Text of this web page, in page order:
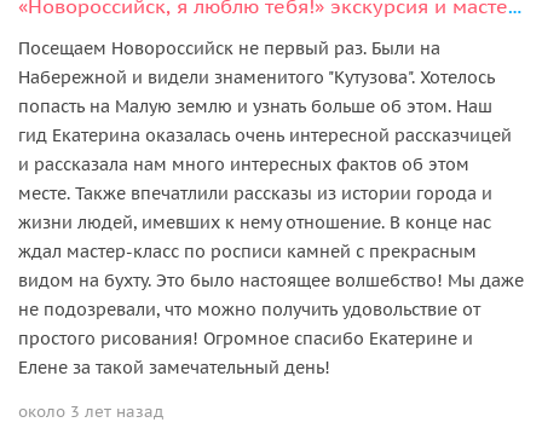
«Новороссийск, я люблю тебя!» экскурсия и мастер-класс
Посещаем Новороссийск не первый раз. Были на
Набережной и видели знаменитого "Кутузова". Хотелось
попасть на Малую землю и узнать больше об этом. Наш
гид Екатерина оказалась очень интересной рассказчицей
и рассказала нам много интересных фактов об этом
месте. Также впечатлили рассказы из истории города и
жизни людей, имевших к нему отношение. В конце нас
ждал мастер-класс по росписи камней с прекрасным
видом на бухту. Это было настоящее волшебство! Мы даже
не подозревали, что можно получить удовольствие от
простого рисования! Огромное спасибо Екатерине и
Елене за такой замечательный день!
около 3 лет назад